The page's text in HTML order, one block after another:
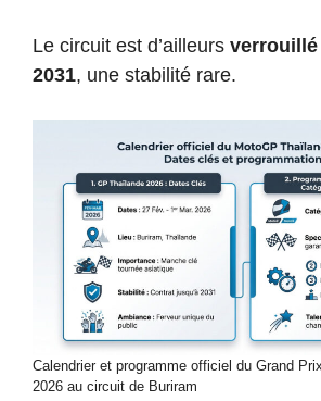
Le circuit est d’ailleurs verrouillé
2031, une stabilité rare.
Calendrier et programme officiel du Grand
2026 au circuit de Buriram